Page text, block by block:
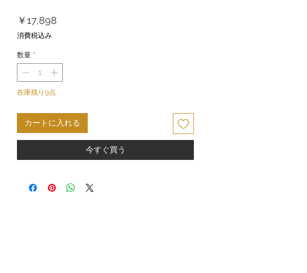
￥17,898
消費税込み
数量 *
在庫残り9点
カートに入れる
今すぐ買う